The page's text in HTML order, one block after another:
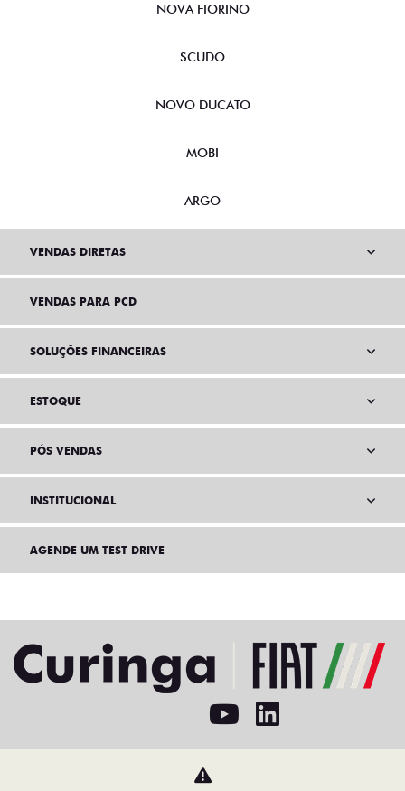
NOVA FIORINO
SCUDO
NOVO DUCATO
MOBI
ARGO
VENDAS DIRETAS
VENDAS PARA PCD
SOLUÇÕES FINANCEIRAS
ESTOQUE
PÓS VENDAS
INSTITUCIONAL
AGENDE UM TEST DRIVE